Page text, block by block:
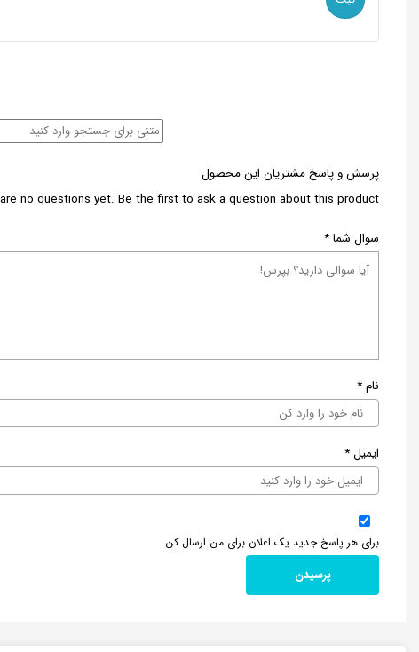
پرسش و پاسخ مشتریان این محصول
no questions yet. Be the first to ask a question about this product.
سوال شما*
نام*
ایمیل*
برای هر پاسخ جدید یک اعلان برای من ارسال کن.